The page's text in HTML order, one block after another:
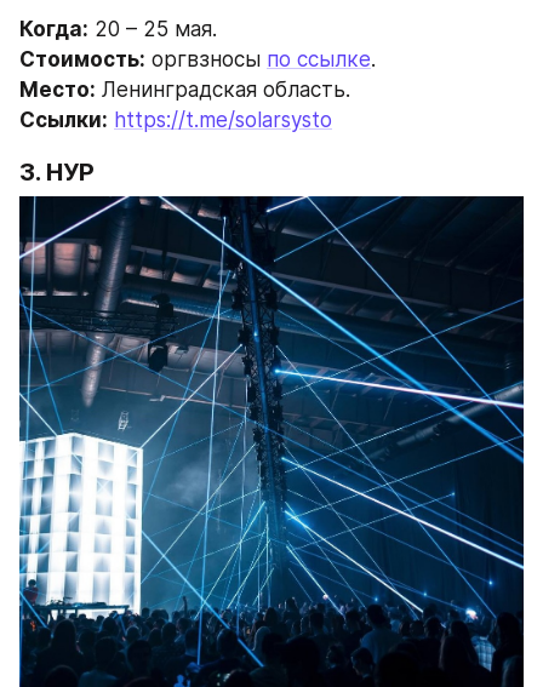
Когда: 20 – 25 мая.
Стоимость: оргвзносы по ссылке.
Место: Ленинградская область.
Ссылки: https://t.me/solarsysto
3. НУР